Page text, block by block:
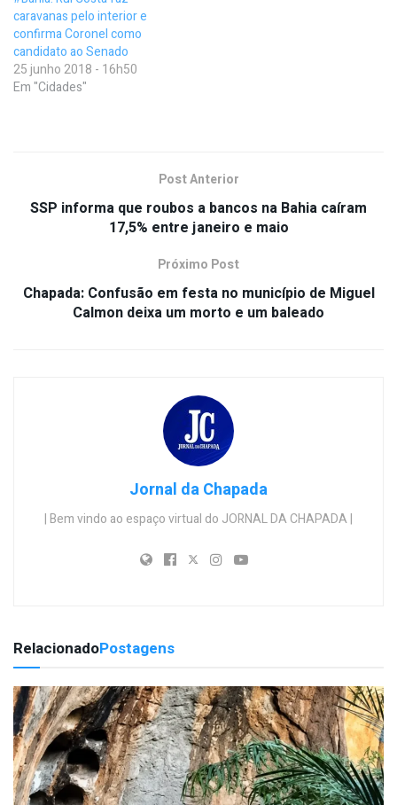
caravanas pelo interior e
confirma Coronel como
candidato ao Senado
25 junho 2018 - 16h50
Em "Cidades"
Post Anterior
SSP informa que roubos a bancos na Bahia caíram
17,5% entre janeiro e maio
Próximo Post
Chapada: Confusão em festa no município de Miguel
Calmon deixa um morto e um baleado
Jornal da Chapada
| Bem vindo ao espaço virtual do JORNAL DA CHAPADA |
RelacionadoPostagens